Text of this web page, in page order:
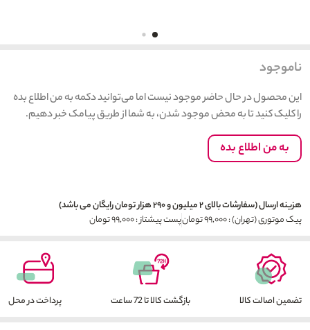
ناموجود
این محصول در حال حاضر موجود نیست اما می‌توانید دکمه به من اطلاع بده
را کلیک کنید تا به محض موجود شدن، به شما از طریق پیامک خبر دهیم.
به من اطلاع بده
هزینه ارسال (سفارشات بالای ۲ میلیون و ۲۹۰ هزار تومان رایگان می باشد)
پیک موتوری (تهران) : ۹۹,۰۰۰ تومان
پست پیشتاز : ۹۹,۰۰۰ تومان
تضمین اصالت کالا بازگشت کالا تا 72 ساعت پرداخت در محل